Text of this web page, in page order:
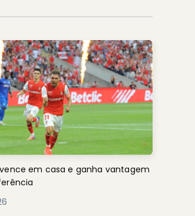
vence em casa e ganha vantagem